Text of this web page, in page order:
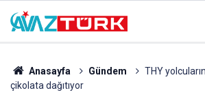
Anasayfa Gündem
THY
çikolata dağıtıyor